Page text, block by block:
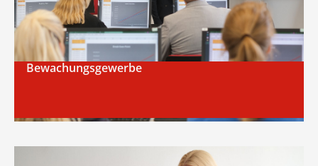
Bewachungsgewerbe